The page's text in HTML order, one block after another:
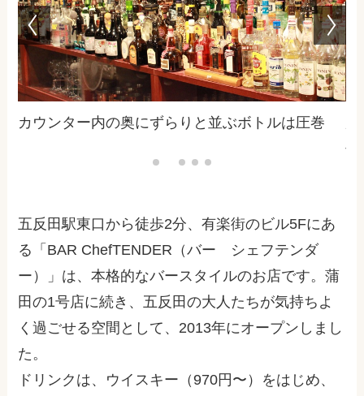
カウンター内の奥にずらりと並ぶボトルは圧巻
せ
五反田駅東口から徒歩2分、有楽街のビル5Fにあ
る「BAR ChefTENDER（バー シェフテンダ
ー）」は、本格的なバースタイルのお店です。蒲
田の1号店に続き、五反田の大人たちが気持ちよ
く過ごせる空間として、2013年にオープンしまし
た。
ドリンクは、ウイスキー（970円〜）をはじめ、